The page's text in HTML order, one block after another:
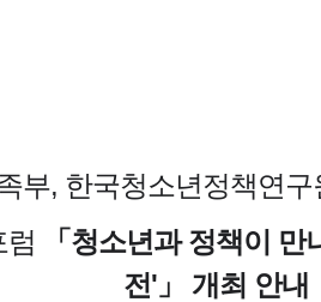
부, 한국청소년정책연
럼
「청소년과 정책이
전'」 개최 안내